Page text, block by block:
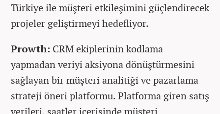
Türkiye ile müşteri etkileşimini güçlendirecek
projeler geliştirmeyi hedefliyor.
Prowth: CRM ekiplerinin kodlama
yapmadan veriyi aksiyona dönüştürmesini
sağlayan bir müşteri analitiği ve pazarlama
strateji öneri platformu. Platforma giren satış
verileri, saatler içerisinde müşteri